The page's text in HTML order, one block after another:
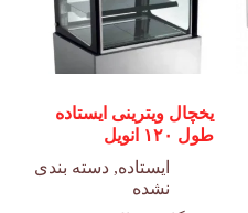
یخچال ویترینی ایستاده
طول ۱۲۰ انویل
ایستاده, دسته بندی
نشده